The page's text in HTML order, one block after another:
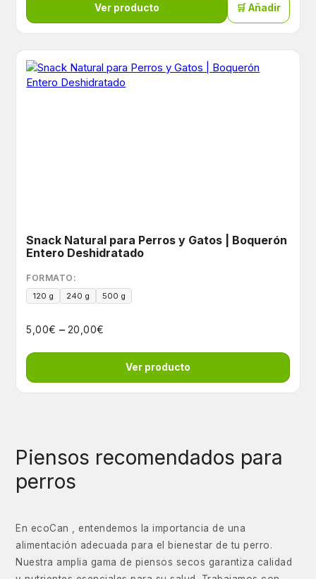
Ver producto 🛒 Añadir
Snack Natural para Perros y Gatos | Boquerón
Entero Deshidratado
FORMATO:
120 g 240 g 500 g
5,00€ – 20,00€
Ver producto
Piensos recomendados para
perros
En ecoCan , entendemos la importancia de una
alimentación adecuada para el bienestar de tu perro.
Nuestra amplia gama de piensos secos garantiza calidad